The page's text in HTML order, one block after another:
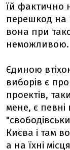
їй фактично
перешкод на
вона при
неможливою.
Єдиною
виборів є
проектів,
мене, є
Києва і там
а на їхні